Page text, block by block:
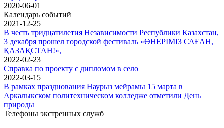
2020-06-01
Календарь событий
2021-12-25
В честь тридцатилетия Независимости Республики Казахстан,
3 декабря прошел городской фестиваль «ӨНЕРІМІЗ САҒАН,
ҚАЗАҚСТАН!»,
2022-02-23
Справка по проекту с дипломом в село
2022-03-15
В рамках празднования Наурыз мейрамы 15 марта в
Аркалыкском политехническом колледже отметили День
природы
Телефоны экстренных служб